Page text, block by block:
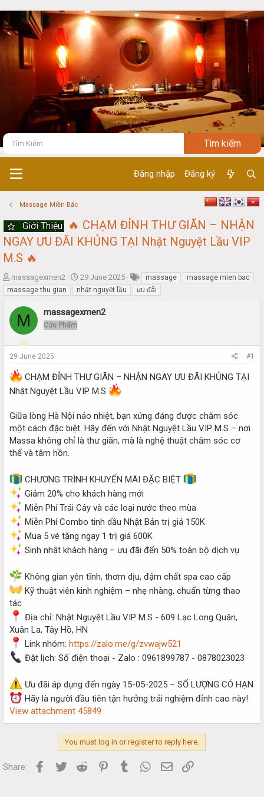
Đăng nhập Đăng ký
Massage Miền Bắc
Giới Thiệu
🔥 CHẠM ĐỈNH THƯ GIÃN – NHẬN
NGAY ƯU ĐÃI KHỦNG TẠI Nhật Nguyệt Lầu VIP
M.S 🔥
T
h
r
e
d
a
r
t
e
massagexmen2
S
t
a
r
29 June 2025 massage
massage mien bac
massage thu gian
nhật nguyệt lầu ưu đãi
M massagexmen2
Cửu Phẩm
29 June 2025 #1
CHẠM ĐỈNH THƯ GIÃN – NHẬN NGAY ƯU ĐÃI KHỦNG TẠI
Nhật Nguyệt Lầu VIP M.S
Giữa lòng Hà Nội náo nhiệt, bạn xứng đáng được chăm sóc
một cách đặc biệt. Hãy đến với Nhật Nguyệt Lầu VIP M.S – nơi
Massa không chỉ là thư giãn, mà là nghệ thuật chăm sóc cơ
thể và tâm hồn.
CHƯƠNG TRÌNH KHUYẾN MÃI ĐẶC BIỆT
Giảm 20% cho khách hàng mới
Miễn Phí Trái Cây và các loại nước theo mùa
Miễn Phí Combo tinh dầu Nhật Bản trị giá 150K
Mua 5 vé tặng ngay 1 trị giá 600K
Sinh nhật khách hàng – ưu đãi đến 50% toàn bộ dịch vụ
Không gian yên tĩnh, thơm dịu, đậm chất spa cao cấp
Kỹ thuật viên kinh nghiệm – nhẹ nhàng, chuẩn từng thao
tác
Địa chỉ: Nhật Nguyệt Lầu VIP M.S - 609 Lạc Long Quân,
Xuân La, Tây Hồ, HN
Link nhóm: https://zalo.me/g/zvwajw521
Đặt lịch: Số điện thoại - Zalo : 0961899787 - 0878023023
Ưu đãi áp dụng đến ngày 15-05-2025 – SỐ LƯỢNG CÓ HẠN
Hãy là người đầu tiên tận hưởng trải nghiệm đỉnh cao này!
View attachment 45849
You must log in or register to reply here.
Share: Facebook
Twitter Reddit PinterestTumblr WhatsApp
Email